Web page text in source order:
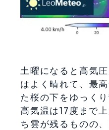
土曜になると高気
はよく晴れて、最
た桜の下をゆっく
高気温は17度まで
ち雲が残るものの